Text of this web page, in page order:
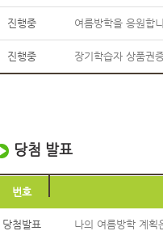
진행중 여름방학을 응원
진행중 장기학습자 상품권
당첨 발표
번호
당첨발표 나의 여름방학 계획